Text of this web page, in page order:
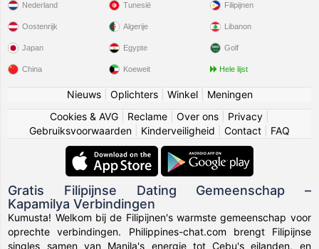
Nederland
Oostenrijk
Japan
China
Tunesië
Algerije
Egypte
Koeweit
Filipijnen
Libanon
Golf
Hele lijst
Nieuws| Oplichters| Winkel| Meningen
Cookies & AVG
Reclame Over ons Privacy
Gebruiksvoorwaarden
Kinderveiligheid Contact FAQ
Gratis Filipijnse Dating Gemeenschap –
Kapamilya Verbindingen
Kumusta! Welkom bij de Filipijnen's warmste gemeenschap voor
oprechte verbindingen. Philippines-chat.com brengt Filipijnse
singles samen van Manila's energie tot Cebu's eilanden, en